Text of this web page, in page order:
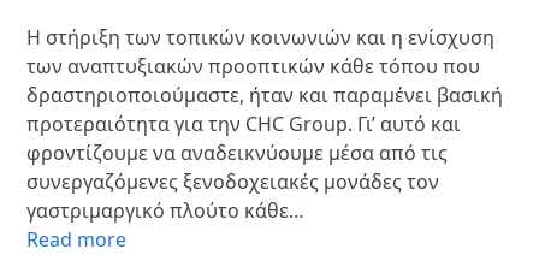
Η στήριξη των τοπικών κοινωνιών και η ενίσχυση
των αναπτυξιακών προοπτικών κάθε τόπου που
δραστηριοποιούμαστε, ήταν και παραμένει βασική
προτεραιότητα για την CHC Group. Γι’ αυτό και
φροντίζουμε να αναδεικνύουμε μέσα από τις
συνεργαζόμενες ξενοδοχειακές μονάδες τον
γαστριμαργικό πλούτο κάθε…
Read more